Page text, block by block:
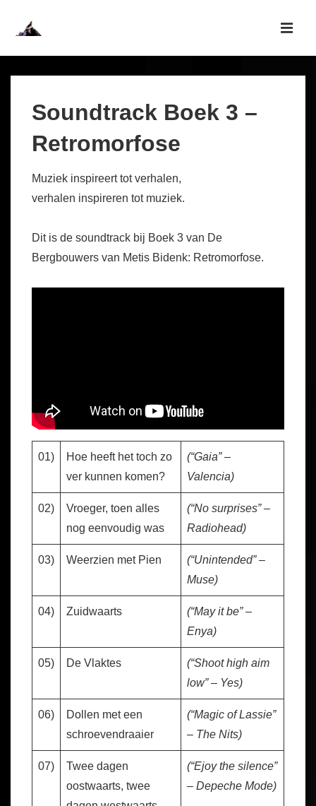
Soundtrack Boek 3 –
Retromorfose
Muziek inspireert tot verhalen,
verhalen inspireren tot muziek.
Dit is de soundtrack bij Boek 3 van De
Bergbouwers van Metis Bidenk: Retromorfose.
01)
Hoe heeft het toch zo
ver kunnen komen?
(“Gaia” –
Valencia)
02)
Vroeger, toen alles
nog eenvoudig was
(“No surprises” –
Radiohead)
03) Weerzien met Pien
(“Unintended” –
Muse)
04) Zuidwaarts
(“May it be” –
Enya)
05) De Vlaktes
(“Shoot high aim
low” – Yes)
06)
Dollen met een
schroevendraaier
(“Magic of Lassie”
– The Nits)
07)
Twee dagen
oostwaarts, twee
(“Ejoy the silence”
– Depeche Mode)